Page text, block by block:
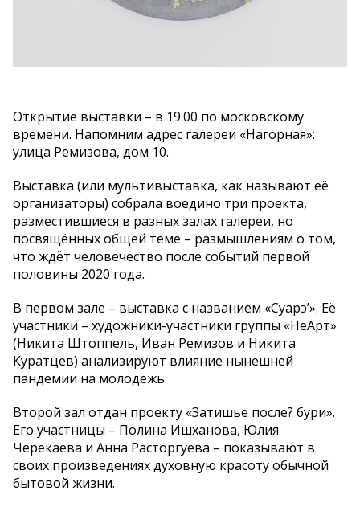
Открытие выставки – в 19.00 по московскому
времени. Напомним адрес галереи «Нагорная»:
улица Ремизова, дом 10.
Выставка (или мультивыставка, как называют её
организаторы) собрала воедино три проекта,
разместившиеся в разных залах галереи, но
посвящённых общей теме – размышлениям о том,
что ждёт человечество после событий первой
половины 2020 года.
В первом зале – выставка с названием «Суарэ’». Её
участники – художники-участники группы «НеАрт»
(Никита Штоппель, Иван Ремизов и Никита
Куратцев) анализируют влияние нынешней
пандемии на молодёжь.
Второй зал отдан проекту «Затишье после? бури».
Его участницы – Полина Ишханова, Юлия
Черекаева и Анна Расторгуева – показывают в
своих произведениях духовную красоту обычной
бытовой жизни.